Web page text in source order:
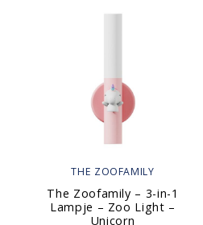
THE ZOOFAMILY
The Zoofamily – 3-in-1
Lampje – Zoo Light –
Unicorn